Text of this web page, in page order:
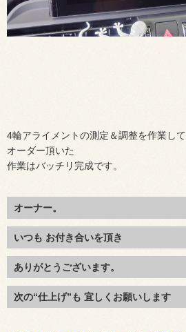
4輪アライメントの測定＆調整を作業して
オーダー頂いた
作業はバッチリ完成です。
オーナー。
いつも お付き合いを頂き
ありがとうございます。
次の“仕上げ”も 宜しくお願いします